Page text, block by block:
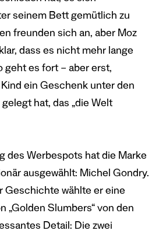
seinem Bett gemütlich zu
freunden sich an, aber Moz
dass es nicht mehr lange
geht es fort – aber erst,
ein Geschenk unter den
hat, das „die Welt
des Werbespots hat die Marke
ausgewählt: Michel Gondry.
Geschichte wählte er eine
„Golden Slumbers“ von den
Detail: Die zwei